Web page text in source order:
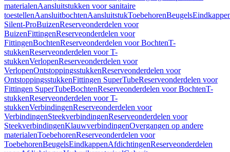
materialenAansluitstukken voor sanitaire
toestellenAansluitbochtenAansluitstukToebehorenBeugels
Silent-ProBuizenReserveonderdelen voor
BuizenFittingenReserveonderdelen voor
FittingenBochtenReserveonderdelen voor BochtenT-
stukkenReserveonderdelen voor T-
stukkenVerlopenReserveonderdelen voor
VerlopenOntstoppingsstukkenReserveonderdelen voor
OntstoppingsstukkenFittingen SuperTubeReserveonderdelen voor
Fittingen SuperTubeBochtenReserveonderdelen voor BochtenT-
stukkenReserveonderdelen voor T-
stukkenVerbindingenReserveonderdelen voor
VerbindingenSteekverbindingenReserveonderdelen voor
SteekverbindingenKlauwverbindingenOvergangen op andere
materialenToebehorenReserveonderdelen voor
ToebehorenBeugelsEindkappenAfdichtingenReserveonderdelen